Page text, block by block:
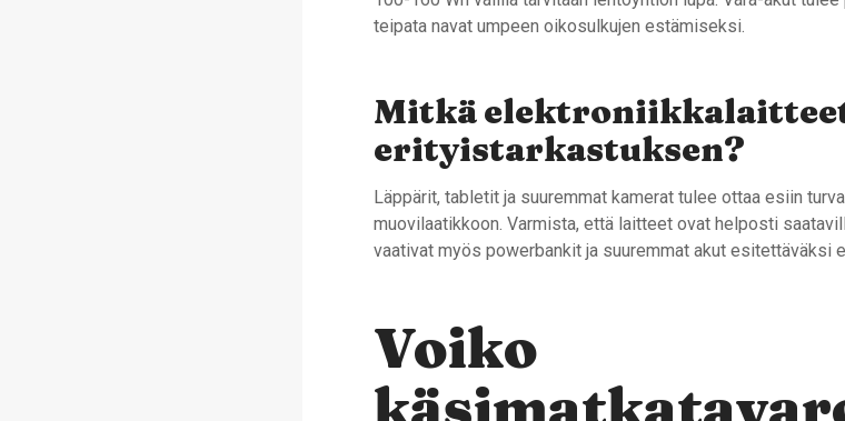
teipata navat umpeen oikosulkujen estämiseksi.
Mitkä
erityistarkastuksen?
Läppärit, tabletit ja suuremmat kamerat tulee ottaa esiin
muovilaatikkoon. Varmista, että laitteet ovat helposti
vaativat myös powerbankit ja suuremmat akut esitettäväksi
Voiko